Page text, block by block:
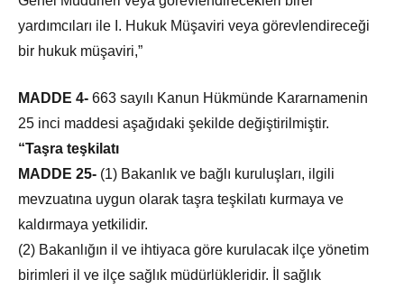
yardımcıları ile I. Hukuk Müşaviri veya görevlendireceği
bir hukuk müşaviri,”
MADDE 4- 663 sayılı Kanun Hükmünde Kararnamenin
25 inci maddesi aşağıdaki şekilde değiştirilmiştir.
“Taşra teşkilatı
MADDE 25- (1) Bakanlık ve bağlı kuruluşları, ilgili
mevzuatına uygun olarak taşra teşkilatı kurmaya ve
kaldırmaya yetkilidir.
(2) Bakanlığın il ve ihtiyaca göre kurulacak ilçe yönetim
birimleri il ve ilçe sağlık müdürlükleridir. İl sağlık